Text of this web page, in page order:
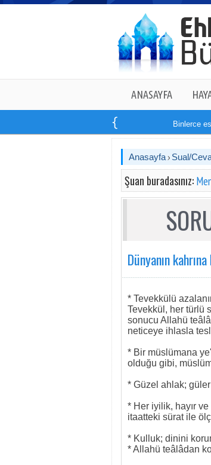
ANASAYFA
Binlerce
Anasayfa Sual/
Şuan buradasınız:
Dünyanın
* Tevekkülü
Tevekkül, her türlü
sonucu Allahü
neticeye ihlasla
* Bir müslümana
olduğu gibi,
* Güzel ahlak;
* Her iyilik, hayır
itaatteki sürat ile
* Kulluk; dinini
* Allahü teâlâdan